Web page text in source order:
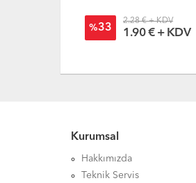
%33
2.28 € + KDV
1.90 € + KDV
Kurumsal
Hakkımızda
Teknik Servis